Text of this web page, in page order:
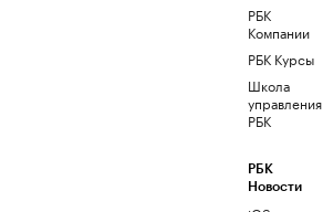
РБК
Компании
РБК Курсы
Школа
управления
РБК
РБК
Новости